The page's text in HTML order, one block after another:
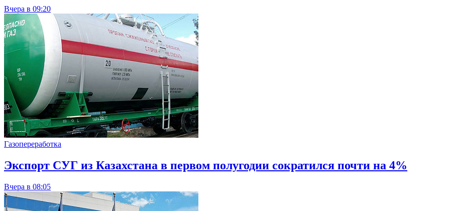
Вчера в 09:20
Газопереработка
Экспорт СУГ из Казахстана в первом полугодии сократился почти на 4%
Вчера в 08:05